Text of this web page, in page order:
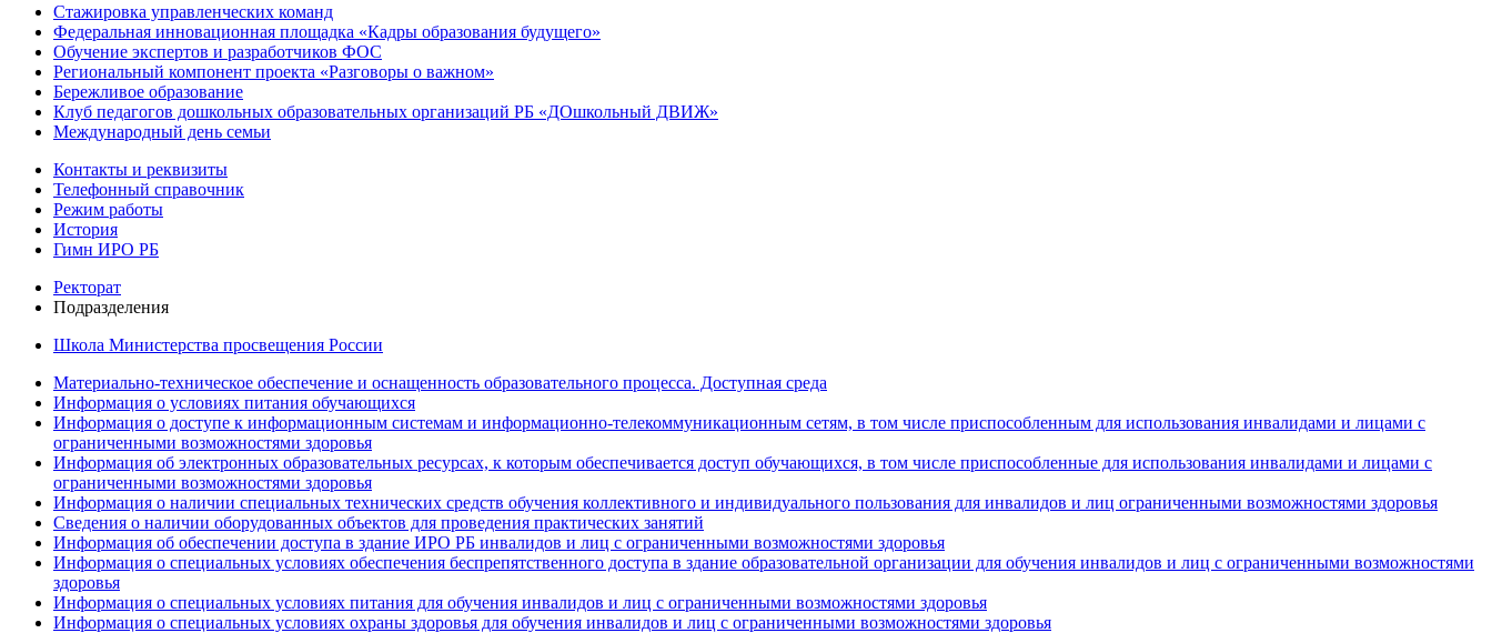
Стажировка управленческих команд
Федеральная инновационная площадка «Кадры образования будущего»
Обучение экспертов и разработчиков ФОС
Региональный компонент проекта «Разговоры о важном»
Бережливое образование
Клуб педагогов дошкольных образовательных организаций РБ «ДОшкольный ДВИЖ»
Международный день семьи
Контакты и реквизиты
Телефонный справочник
Режим работы
История
Гимн ИРО РБ
Ректорат
Подразделения
Школа Министерства просвещения России
Материально-техническое обеспечение и оснащенность образовательного процесса. Доступная среда
Информация о условиях питания обучающихся
Информация о доступе к информационным системам и информационно-телекоммуникационным сетям, в том числе приспособленным для использования инвалидами и лицами с
ограниченными возможностями здоровья
Информация об электронных образовательных ресурсах, к которым обеспечивается доступ обучающихся, в том числе приспособленные для использования инвалидами и лицами с
ограниченными возможностями здоровья
Информация о наличии специальных технических средств обучения коллективного и индивидуального пользования для инвалидов и лиц ограниченными возможностями здоровья
Сведения о наличии оборудованных объектов для проведения практических занятий
Информация об обеспечении доступа в здание ИРО РБ инвалидов и лиц с ограниченными возможностями здоровья
Информация о специальных условиях обеспечения беспрепятственного доступа в здание образовательной организации для обучения инвалидов и лиц с ограниченными возможностями
здоровья
Информация о специальных условиях питания для обучения инвалидов и лиц с ограниченными возможностями здоровья
Информация о специальных условиях охраны здоровья для обучения инвалидов и лиц с ограниченными возможностями здоровья